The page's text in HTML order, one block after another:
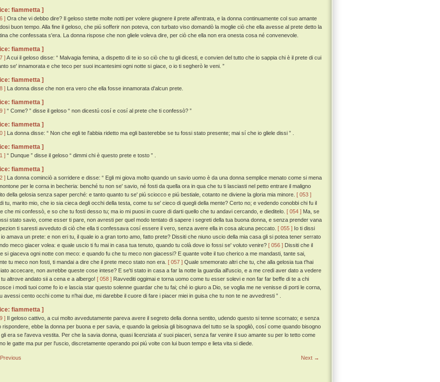
fiammetta ]
] Ora che vi debbo dire? Il geloso stette molte notti per volere giugnere il prete all'entrata, e la donna continuamente col suo amante
buon tempo. Alla fine il geloso, che piú sofferir non poteva, con turbato viso domandò la moglie ciò che ella avesse al prete detto la
che confessata s'era. La donna rispose che non gliele voleva dire, per ciò che ella non era onesta cosa né convenevole.
fiammetta ]
]A cui il geloso disse: “ Malvagia femina, a dispetto di te io so ciò che tu gli dicesti, e convien del tutto che io sappia chi è il prete di cui
se' innamorata e che teco per suoi incantesimi ogni notte si giace, o io ti segherò le veni. ”
fiammetta ]
] La donna disse che non era vero che ella fosse innamorata d'alcun prete.
fiammetta ]
] “ Come? ” disse il geloso “ non dicestú cosí e cosí al prete che ti confessò? ”
fiammetta ]
] La donna disse: “ Non che egli te l'abbia ridetto ma egli basterebbe se tu fossi stato presente; mai sí che io gliele dissi ” .
fiammetta ]
] “ Dunque ” disse il geloso “ dimmi chi è questo prete e tosto ” .
fiammetta ]
] La donna cominciò a sorridere e disse: “ Egli mi giova molto quando un savio uomo è da una donna semplice menato come si mena
per le corna in becheria: benché tu non se' savio, né fosti da quella ora in qua che tu ti lasciasti nel petto entrare il maligno
della gelosia senza saper perché: e tanto quanto tu se' piú sciocco e piú bestiale, cotanto ne diviene la gloria mia minore. [ 053 ]
tu, marito mio, che io sia cieca degli occhi della testa, come tu se' cieco di quegli della mente? Certo no; e vedendo conobbi chi fu il
che mi confessò, e so che tu fosti desso tu; ma io mi puosi in cuore di darti quello che tu andavi cercando, e dieditelo. [ 054 ] Ma, se
stato savio, come esser ti pare, non avresti per quel modo tentato di sapere i segreti della tua buona donna, e senza prender vana
ti saresti avveduto di ciò che ella ti confessava cosí essere il vero, senza avere ella in cosa alcuna peccato. [ 055 ] Io ti dissi
amava un prete: e non eri tu, il quale io a gran torto amo, fatto prete? Dissiti che niuno uscio della mia casa gli si potea tener serrato
meco giacer volea: e quale uscio ti fu mai in casa tua tenuto, quando tu colà dove io fossi se' voluto venire? [ 056 ] Dissiti che il
si giaceva ogni notte con meco: e quando fu che tu meco non giacessi? E quante volte il tuo cherico a me mandasti, tante sai,
tu meco non fosti, ti mandai a dire che il prete meco stato non era. [ 057 ] Quale smemorato altri che tu, che alla gelosia tua t'hai
accecare, non avrebbe queste cose intese? E se'ti stato in casa a far la notte la guardia all'uscio, e a me credi aver dato a vedere
altrove andato sii a cena e a albergo! [ 058 ] Ravvediti oggimai e torna uomo come tu esser solevi e non far far beffe di te a chi
i modi tuoi come fo io e lascia star questo solenne guardar che tu fai; ché io giuro a Dio, se voglia me ne venisse di porti le corna,
avessi cento occhi come tu n'hai due, mi darebbe il cuore di fare i piacer miei in guisa che tu non te ne avvedresti ” .
fiammetta ]
] Il geloso cattivo, a cui molto avvedutamente pareva avere il segreto della donna sentito, udendo questo si tenne scornato; e senza
rispondere, ebbe la donna per buona e per savia, e quando la gelosia gli bisognava del tutto se la spogliò, cosí come quando bisogno
gli era se l'aveva vestita. Per che la savia donna, quasi licenziata a' suoi piaceri, senza far venire il suo amante su per lo tetto come
le gatte ma pur per l'uscio, discretamente operando poi piú volte con lui buon tempo e lieta vita si diede.
Next →